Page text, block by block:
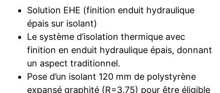
Solution EHE (finition enduit hydraulique
épais sur isolant)
Le système d’isolation thermique avec
finition en enduit hydraulique épais, donnant
un aspect traditionnel.
Pose d’un isolant 120 mm de polystyrène
expansé graphité (R=3,75) pour être éligible